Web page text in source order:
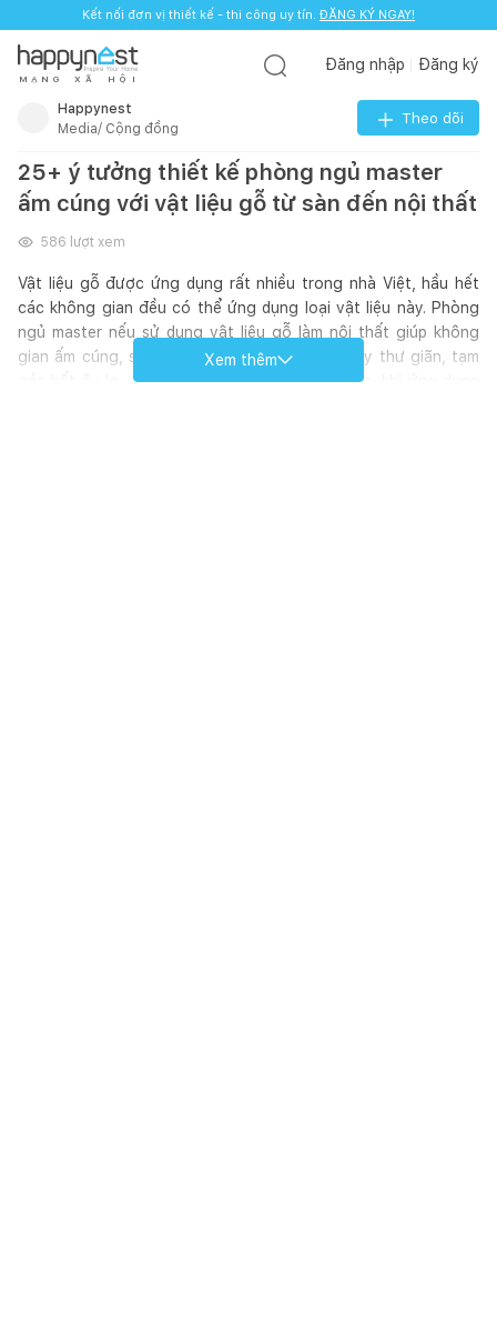
Kết nối đơn vị thiết kế - thi công uy tín. ĐĂNG KÝ NGAY!
M Ạ N G X Ã H Ộ I
Đăng nhập Đăng ký
Happynest
Media/ Cộng đồng
Theo dõi
25+ ý tưởng thiết kế phòng ngủ master
ấm cúng với vật liệu gỗ từ sàn đến nội thất
586 lượt xem
Vật liệu gỗ được ứng dụng rất nhiều trong nhà Việt, hầu hết
các không gian đều có thể ứng dụng loại vật liệu này. Phòng
ngủ master nếu sử dụng vật liệu gỗ làm nội thất giúp không
gian ấm cúng, sang trọng, gia chủ sẽ cảm thấy thư giãn, tạm
gác hết âu lo, mệt mỏi khi nghỉ ngơi. Tuy nhiên, khi ứng dụng
Xem thêm